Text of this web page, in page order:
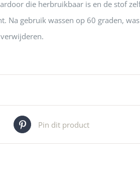
die herbruikbaar is en de stof
Na gebruik wassen op 60 graden,
Pin dit product